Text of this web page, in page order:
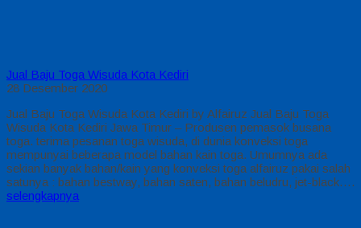
Jual Baju Toga Wisuda Kota Kediri
28 Desember 2020
Jual Baju Toga Wisuda Kota Kediri by Alfairuz Jual Baju Toga
Wisuda Kota Kediri Jawa Timur – Produsen pemasok busana
toga. terima pesanan toga wisuda, di dunia konveksi toga
mempunyai beberapa model bahan kain toga. Umumnya ada
sekian banyak bahan/kain yang konveksi toga alfairuz pakai salah
satunya : bahan bestway, bahan saten, bahan beludru, jet-black….
selengkapnya